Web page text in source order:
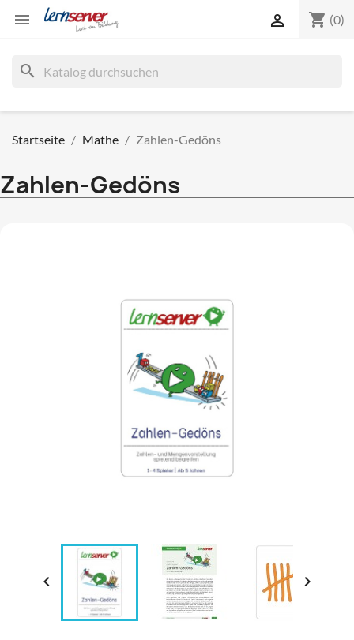
 shopping_cart (0)

search
Startseite Mathe Zahlen-Gedöns
Zahlen-Gedöns
 